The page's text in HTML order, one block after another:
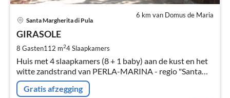
6 km van Domus de Maria
Santa Margherita di Pula
GIRASOLE
8 Gasten112 m24Slaapkamers
Huis met 4 slaapkamers (8 + 1 baby) aan de kust en het
witte zandstrand van PERLA-MARINA - regio "Santa
Margherita di Pula" - Zuid-Sardinië.
Gratis afzegging